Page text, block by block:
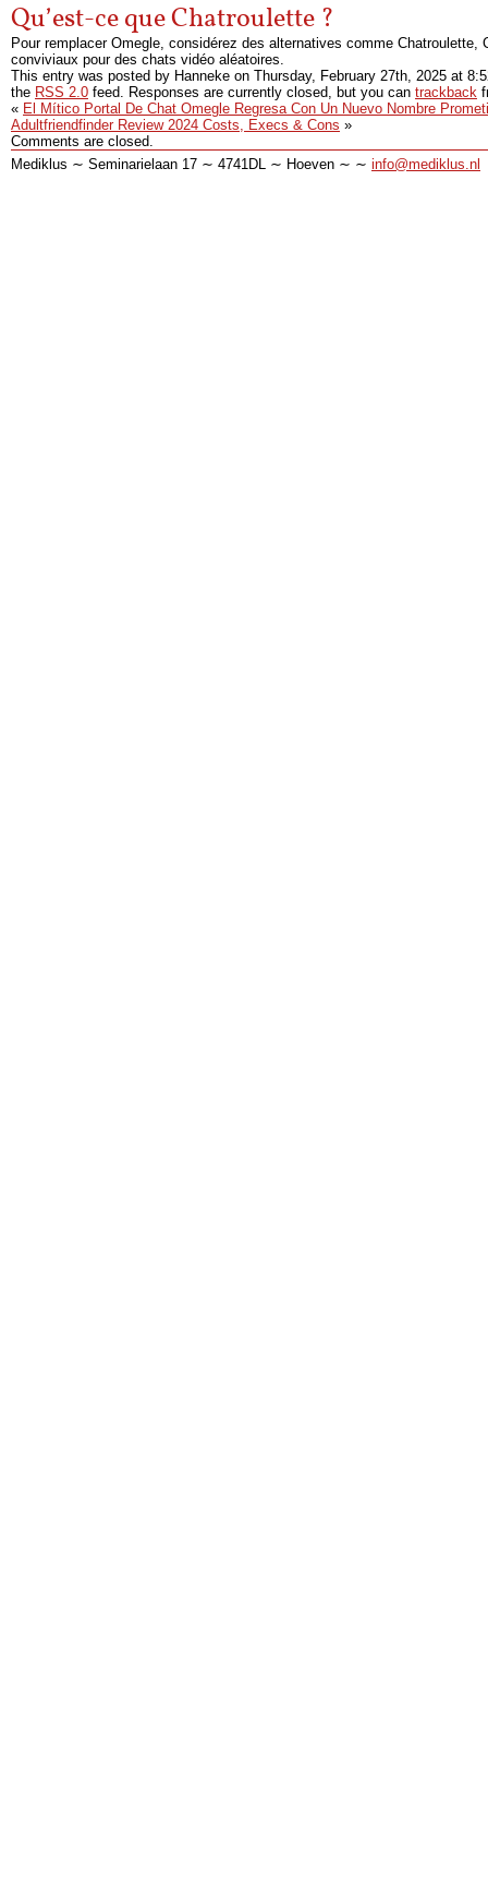
Qu’est-ce que Chatroulette ?
Pour remplacer Omegle, considérez des alternatives comme
conviviaux pour des chats vidéo aléatoires.
This entry was posted by Hanneke on Thursday, February 27th, 2025 at
the RSS 2.0 feed. Responses are currently closed, but you can trackback
« El Mítico Portal De Chat Omegle Regresa Con Un Nuevo Nombre
Adultfriendfinder Review 2024 Costs, Execs & Cons »
Comments are closed.
Mediklus ∼ Seminarielaan 17 ∼ 4741DL ∼ Hoeven ∼ ∼ info@mediklus.nl